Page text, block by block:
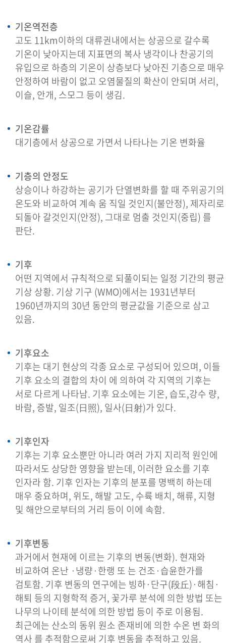
기온역전층
고도 11km이하의 대류권내에서는 상공으로 갈수록
기온이 낮아지는데 지표면의 복사 냉각이나 찬공기의
유입으로 하층의 기온이 상층보다 낮아진 기층으로 매우
안정하여 바람이 없고 오염물질의 확산이 안되며 서리,
이슬, 안개, 스모그 등이 생김.
기온감률
대기층에서 상공으로 가면서 나타나는 기온 변화율
기층의 안정도
상승이나 하강하는 공기가 단열변화를 할 때 주위공기의
온도와 비교하여 계속 움 직일 것인지(불안정), 제자리로
되돌아 갈것인지(안정), 그대로 멈출 것인지(중립) 를
판단.
기후
어떤 지역에서 규칙적으로 되풀이되는 일정 기간의 평균
기상 상황. 기상 기구 (WMO)에서는 1931년부터
1960년까지의 30년 동안의 평균값을 기준으로 삼고
있음.
기후요소
기후는 대기 현상의 각종 요소로 구성되어 있으며, 이들
기후 요소의 결합의 차이 에 의하여 각 지역의 기후는
서로 다르게 나타남. 기후 요소에는 기온, 습도,강수 량,
바람, 증발, 일조(日照), 일사(日射)가 있다.
기후인자
기후는 기후 요소뿐만 아니라 여러 가지 지리적 원인에
따라서도 상당한 영향을 받는데, 이러한 요소를 기후
인자라 함. 기후 인자는 기후의 분포를 명백히 하는데
매우 중요하며, 위도, 해발 고도, 수륙 배치, 해류, 지형
및 해안으로부터의 거리 등이 이에 속함.
기후변동
과거에서 현재에 이르는 기후의 변동(변화). 현재와
비교하여 온난 ·냉량·한랭 또 는 건조·습윤한가를
검토함. 기후 변동의 연구에는 빙하·단구(段丘)·해침·
해퇴 등의 지형학적 증거, 꽃가루 분석에 의한 방법 또는
나무의 나이테 분석에 의한 방법 등이 주로 이용됨.
최근에는 산소의 동위 원소 존재비에 의한 수온 변 화의
역사 를 추적함으로써 기후 변동을 추적하고 있음.